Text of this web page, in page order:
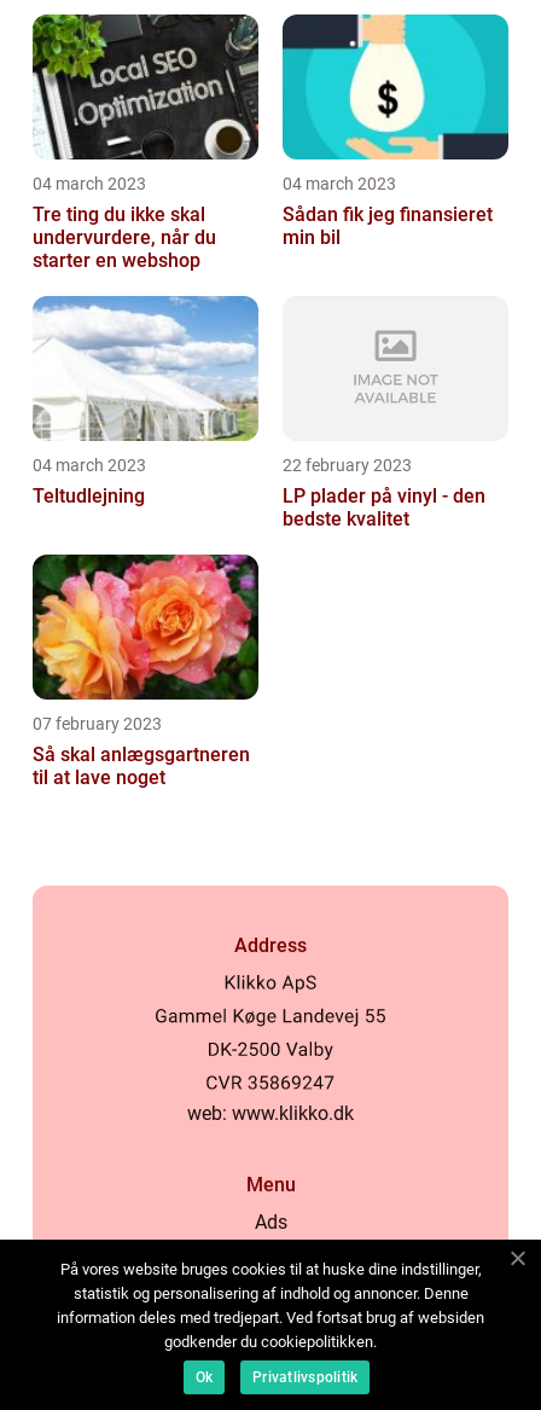
04 march 2023
Tre ting du ikke skal
undervurdere, når du
starter en webshop
04 march 2023
Sådan fik jeg finansieret
min bil
04 march 2023
Teltudlejning
22 february 2023
LP plader på vinyl - den
bedste kvalitet
07 february 2023
Så skal anlægsgartneren
til at lave noget
Address
web: www.klikko.dk
Menu
Ads
Cookies
Contact
Sitemap
På vores website bruges cookies til at huske dine indstillinger,
statistik og personalisering af indhold og annoncer. Denne
information deles med tredjepart. Ved fortsat brug af websiden
godkender du cookiepolitikken.
Ok Privatlivspolitik